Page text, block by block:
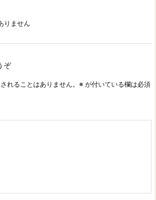
りません
ぞ
れることはありません。 ※ が付いている欄は必須